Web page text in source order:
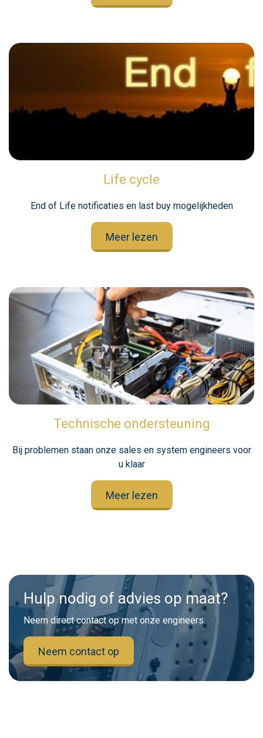
Life cycle
End of Life notificaties en last buy mogelijkheden
Meer lezen
Technische ondersteuning
Bij problemen staan onze sales en system engineers voor
u klaar
Meer lezen
Hulp nodig of advies op maat?
Neem direct contact op met onze engineers.
Neem contact op